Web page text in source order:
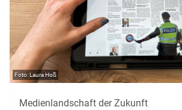
Laura Hoß
Medienlandschaft der Zukunft